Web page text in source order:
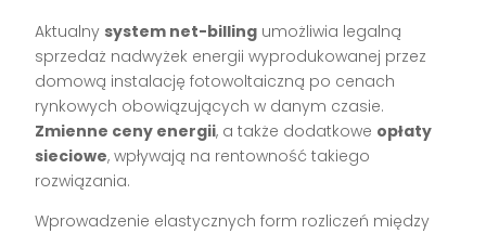
Aktualny system net-billing umożliwia legalną
sprzedaż nadwyżek energii wyprodukowanej przez
domową instalację fotowoltaiczną po cenach
rynkowych obowiązujących w danym czasie.
Zmienne ceny energii, a także dodatkowe opłaty
sieciowe, wpływają na rentowność takiego
rozwiązania.
Wprowadzenie elastycznych form rozliczeń między